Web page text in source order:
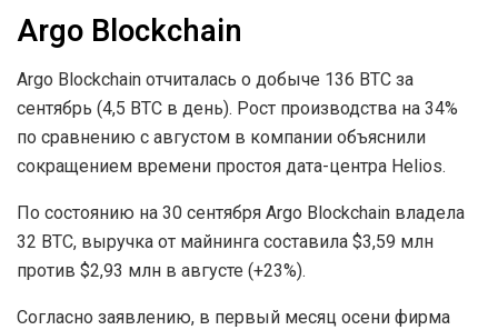
Argo Blockchain
Argo Blockchain отчиталась о добыче 136 BTC за
сентябрь (4,5 BTC в день). Рост производства на 34%
по сравнению с августом в компании объяснили
сокращением времени простоя дата-центра Helios.
По состоянию на 30 сентября Argo Blockchain владела
32 BTC, выручка от майнинга составила $3,59 млн
против $2,93 млн в августе (+23%).
Согласно заявлению, в первый месяц осени фирма